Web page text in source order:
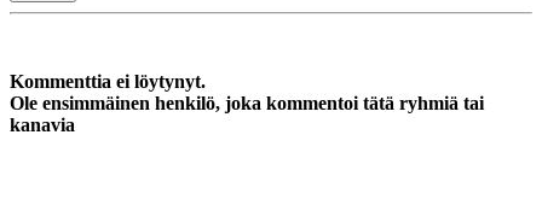
Kommenttia ei löytynyt.
Ole ensimmäinen henkilö, joka kommentoi tätä ryhmiä tai
kanavia